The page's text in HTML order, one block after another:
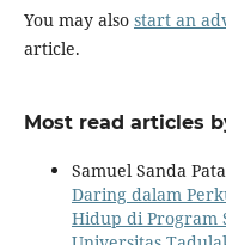
You may also start an
article.
Most read articles
Samuel Sanda
Daring dalam
Hidup di Program